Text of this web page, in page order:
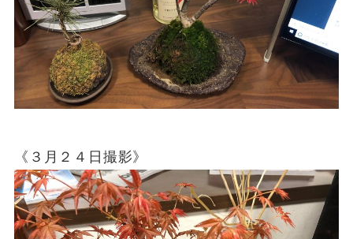
《３月２４日撮影》